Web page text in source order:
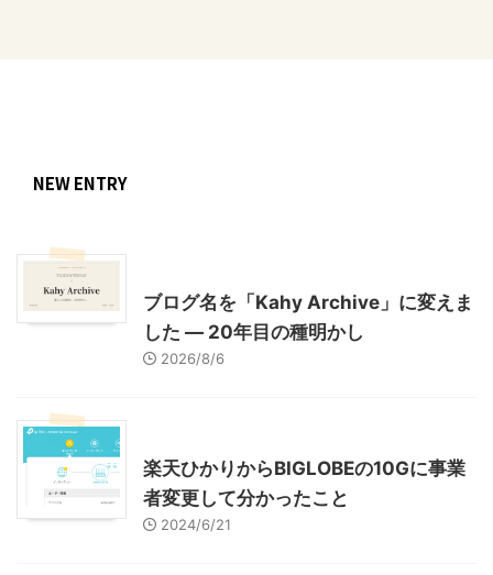
NEW ENTRY
ブログ名を「Kahy Archive」に変えま
した ― 20年目の種明かし
2026/8/6
楽天ひかりからBIGLOBEの10Gに事業
者変更して分かったこと
2024/6/21